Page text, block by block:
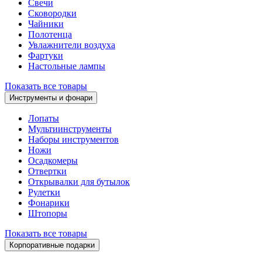
Свечи
Сковородки
Чайники
Полотенца
Увлажнители воздуха
Фартуки
Настольные лампы
Показать все товары
Инструменты и фонари
Лопаты
Мультиинструменты
Наборы инструментов
Ножи
Осадкомеры
Отвертки
Открывалки для бутылок
Рулетки
Фонарики
Штопоры
Показать все товары
Корпоративные подарки